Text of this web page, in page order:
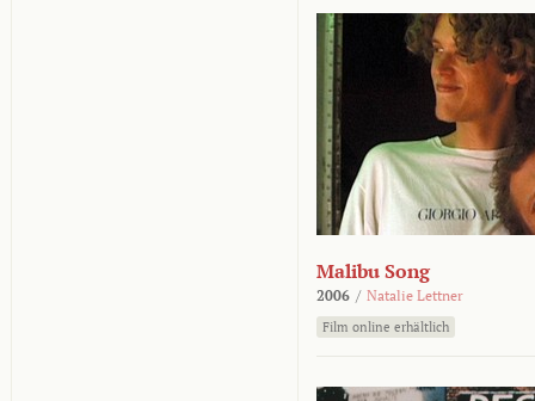
Malibu Song
2006 / Natalie Lettner
Film online erhältlich